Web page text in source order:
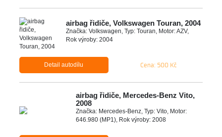
airbag řidiče, Volkswagen Touran, 2004
Značka: Volkswagen, Typ: Touran, Motor: AZV,
Rok výroby: 2004
Detail autodílu Cena: 500 Kč
airbag řidiče, Mercedes-Benz Vito,
2008
Značka: Mercedes-Benz, Typ: Vito, Motor:
646.980 (MP1), Rok výroby: 2008